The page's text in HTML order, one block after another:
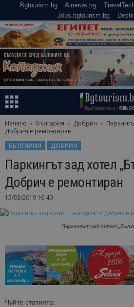
Bgtourism.bg Airnews.bg
Jobs.bgtourism.bg
Начало България Добрич
Добрич е ремонтиран
БЪЛГАРИЯ
ДОБРИЧ
Паркингът зад хотел
Добрич е ремонтиран
15/03/2019 10:40
Паркингът зад хотел
Чуйте статията: